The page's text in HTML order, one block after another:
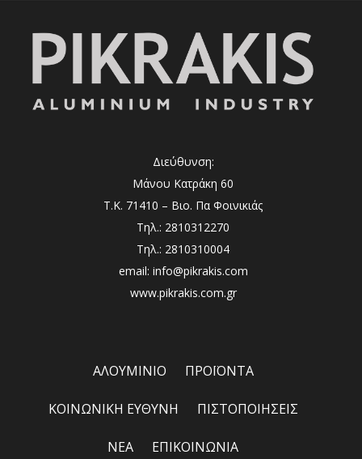
Διεύθυνση:
Μάνου Κατράκη 60
Τ.Κ. 71410 – Βιο. Πα Φοινικιάς
Τηλ.: 2810312270
Τηλ.: 2810310004
email: info@pikrakis.com
www.pikrakis.com.gr
ΑΛΟΥΜΙΝΙΟ ΠΡΟΪΟΝΤΑ
ΚΟΙΝΩΝΙΚΗ ΕΥΘΥΝΗ ΠΙΣΤΟΠΟΙΗΣΕΙΣ
ΝΕΑ ΕΠΙΚΟΙΝΩΝΙΑ